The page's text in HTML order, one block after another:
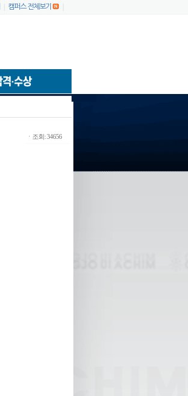
캠퍼스 전체보기
ㆍ조회: 34656